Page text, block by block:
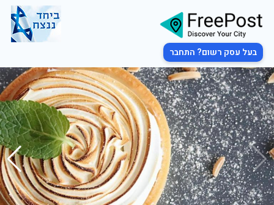
בעל עסק רשום? התחבר